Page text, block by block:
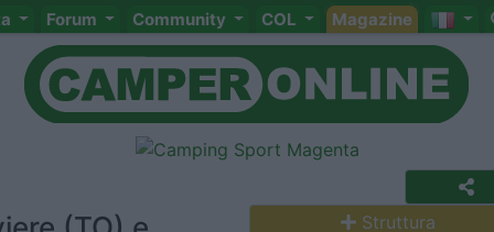
Forum Community COL Magazine
Struttura